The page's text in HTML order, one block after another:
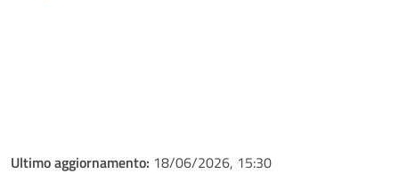
Ultimo aggiornamento: 18/06/2026, 15:30